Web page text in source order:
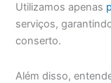
Utilizamos apenas
serviços,
conserto.
Além disso,